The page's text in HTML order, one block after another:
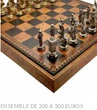
ENSEMBLE DE 200 À 500 EUROS